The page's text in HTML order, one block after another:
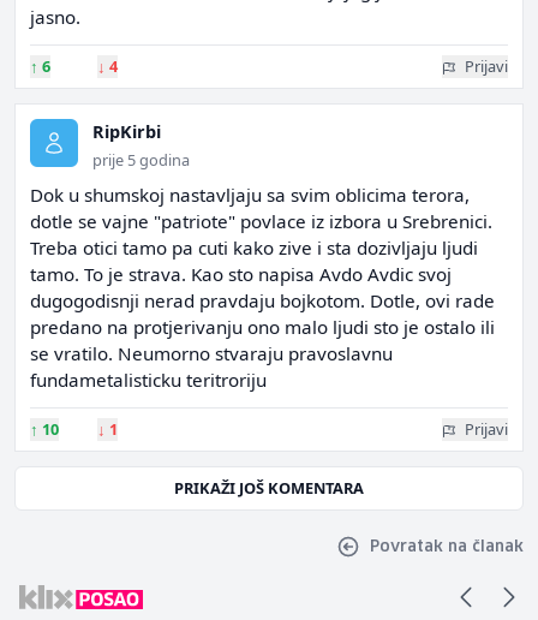
jasno.
↑ 6 ↓ 4 Prijavi
RipKirbi
prije 5 godina
Dok u shumskoj nastavljaju sa svim oblicima terora,
dotle se vajne "patriote" povlace iz izbora u Srebrenici.
Treba otici tamo pa cuti kako zive i sta dozivljaju ljudi
tamo. To je strava. Kao sto napisa Avdo Avdic svoj
dugogodisnji nerad pravdaju bojkotom. Dotle, ovi rade
predano na protjerivanju ono malo ljudi sto je ostalo ili
se vratilo. Neumorno stvaraju pravoslavnu
fundametalisticku teritroriju
↑ 10 ↓ 1 Prijavi
PRIKAŽI JOŠ KOMENTARA
Povratak na članak